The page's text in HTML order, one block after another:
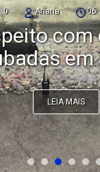
a
Meriti
LEIA MAIS